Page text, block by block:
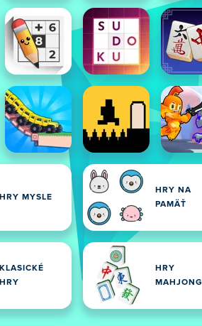
HRY MYSLE
HRY NA
PAMÄŤ
KLASICKÉ
HRY
HRY
MAHJONG